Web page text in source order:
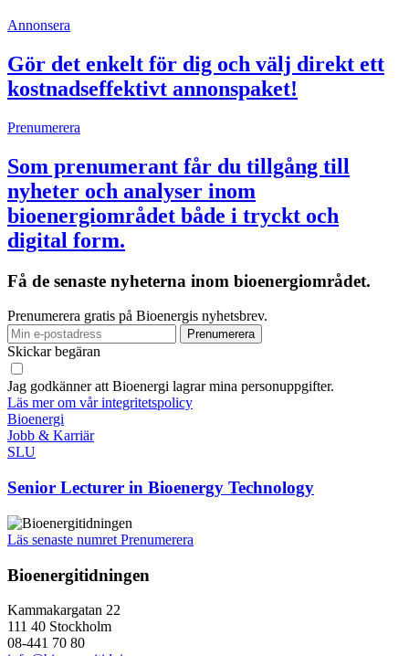
Annonsera
Gör det enkelt för dig och välj direkt ett
kostnadseffektivt annonspaket!
Prenumerera
Som prenumerant får du tillgång till
nyheter och analyser inom
bioenergiområdet både i tryckt och
digital form.
Få de senaste nyheterna inom bioenergiområdet.
Prenumerera gratis på Bioenergis nyhetsbrev.
Skickar begäran
Jag godkänner att Bioenergi lagrar mina personuppgifter.
Läs mer om vår integritetspolicy
Bioenergi
Jobb & Karriär
SLU
Senior Lecturer in Bioenergy Technology
Läs senaste numret Prenumerera
Bioenergitidningen
Kammakargatan 22
111 40 Stockholm
08-441 70 80